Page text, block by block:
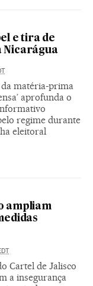
e tira de
Nicarágua
da matéria-prima
aprofunda o
regime durante
eleitoral
ampliam
Cartel de Jalisco
a insegurança